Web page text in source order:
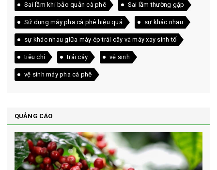
Sai lầm khi bảo quản cà phê Sai lầm thường gặp
Sử dụng máy pha cà phê hiệu quả sự khác nhau
sự khác nhau giữa máy ép trái cây và máy xay sinh tố
tiêu chí trái cây vệ sinh
vệ sinh máy pha cà phê
QUẢNG CÁO